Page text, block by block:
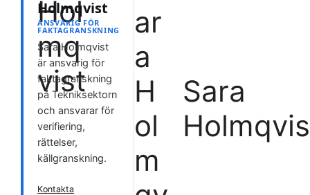
Holmqvist
ANSVARIG FÖR
FAKTAGRANSKNING
Sara Holmqvist
är ansvarig för
faktagranskning
på Tekniksektorn
och ansvarar för
verifiering,
rättelser,
källgranskning.
Kontakta
Sara